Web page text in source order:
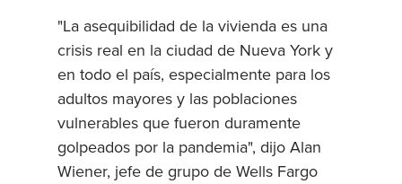
"La asequibilidad de la vivienda es una
crisis real en la ciudad de Nueva York y
en todo el país, especialmente para los
adultos mayores y las poblaciones
vulnerables que fueron duramente
golpeados por la pandemia", dijo Alan
Wiener, jefe de grupo de Wells Fargo